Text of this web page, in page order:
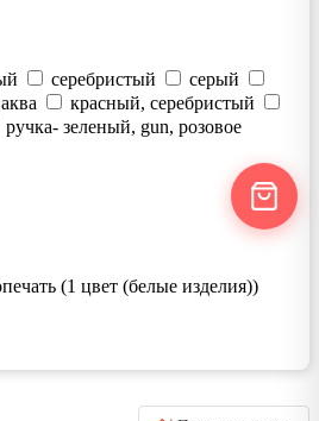
серебристый
серый
аква
красный, серебристый
ручка- зеленый, gun, розовое
(1 цвет (белые изделия))